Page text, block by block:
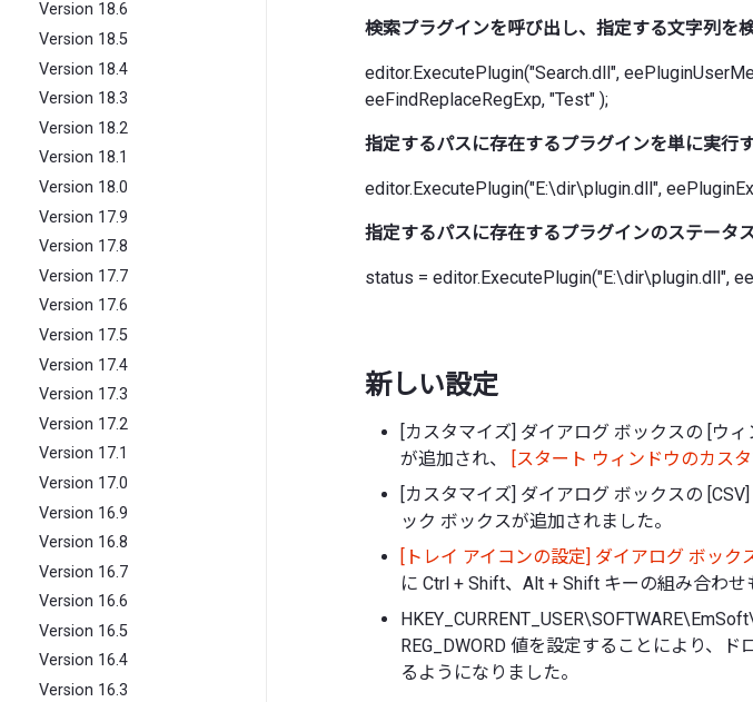
Version 18.6
Version 18.5
Version 18.4
Version 18.3
Version 18.2
Version 18.1
Version 18.0
Version 17.9
Version 17.8
Version 17.7
Version 17.6
Version 17.5
Version 17.4
Version 17.3
Version 17.2
Version 17.1
Version 17.0
Version 16.9
Version 16.8
Version 16.7
Version 16.6
Version 16.5
Version 16.4
Version 16.3
検索プラグインを呼び出し、指定する文字列を
editor.ExecutePlugin("Search.dll",
eeFindReplaceRegExp, "Test" );
指定するパスに存在するプラグインを単に実行
editor.ExecutePlugin("E:\dir\plugin.dll",
指定するパスに存在するプラグインのステータ
status = editor.ExecutePlugin("E:\dir\plugin.dll",
新しい設定
[カスタマイズ] ダイアログ ボックスの [ウ
が追加され、
[スタート ウィンドウのカス
[カスタマイズ] ダイアログ ボックスの
ック ボックスが追加されました。
[トレイ アイコンの設定] ダイアログ ボック
に Ctrl + Shift、Alt + Shift キーの組み合わせ
REG_DWORD 値を設定することにより、
るようになりました。